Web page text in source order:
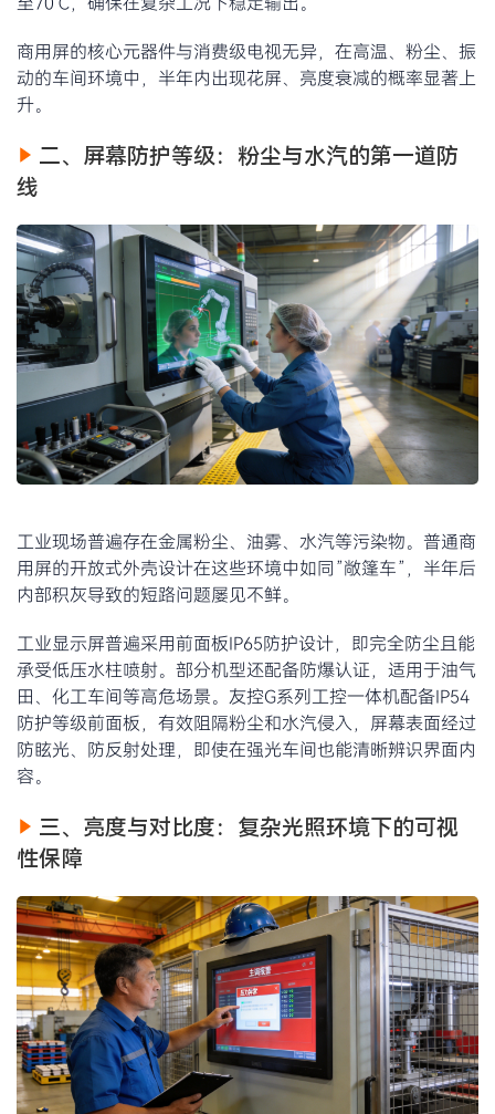
商用屏的核心元器件与消费级电视无异，在高温、粉尘、振
动的车间环境中，半年内出现花屏、亮度衰减的概率显著上
升。
二、屏幕防护等级：粉尘与水汽的第一道防
线
工业现场普遍存在金属粉尘、油雾、水汽等污染物。普通商
用屏的开放式外壳设计在这些环境中如同”敞篷车”，半年后
内部积灰导致的短路问题屡见不鲜。
工业显示屏普遍采用前面板IP65防护设计，即完全防尘且能
承受低压水柱喷射。部分机型还配备防爆认证，适用于油气
田、化工车间等高危场景。友控G系列工控一体机配备IP54
防护等级前面板，有效阻隔粉尘和水汽侵入，屏幕表面经过
防眩光、防反射处理，即使在强光车间也能清晰辨识界面内
容。
三、亮度与对比度：复杂光照环境下的可视
性保障